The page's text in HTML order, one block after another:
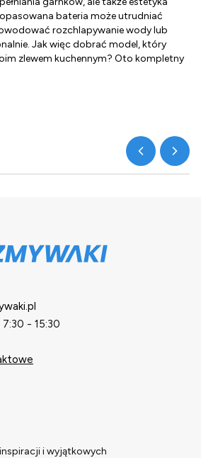
bateria może utrudniać
rozchlapywanie wody lub
Jak więc dobrać model, który
zlewem kuchennym? Oto kompletny
- 15:30
i wyjątkowych